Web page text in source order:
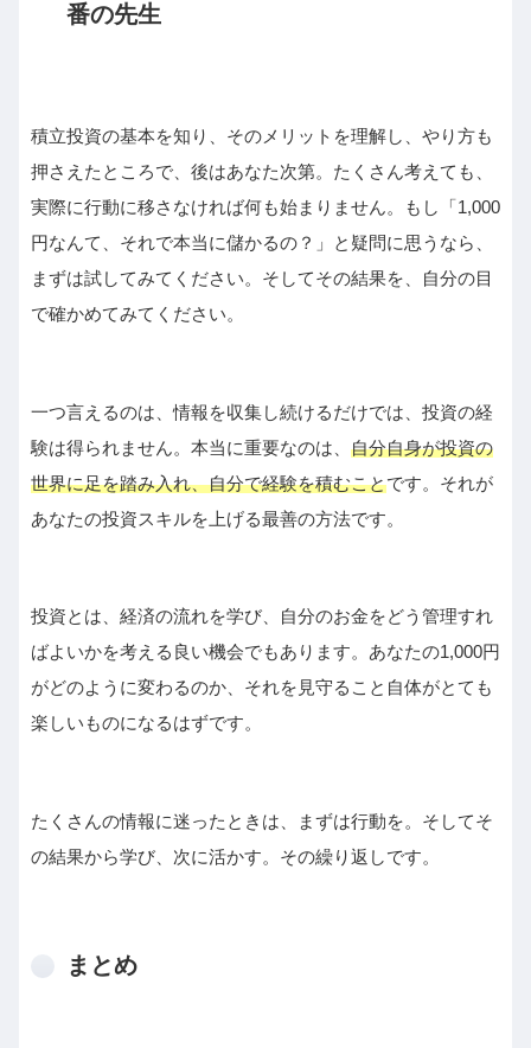
番の先生
積立投資の基本を知り、そのメリットを理解し、やり方も
押さえたところで、後はあなた次第。たくさん考えても、
実際に行動に移さなければ何も始まりません。もし「1,000
円なんて、それで本当に儲かるの？」と疑問に思うなら、
まずは試してみてください。そしてその結果を、自分の目
で確かめてみてください。
一つ言えるのは、情報を収集し続けるだけでは、投資の経
験は得られません。本当に重要なのは、 自分自身が投資の
世界に足を踏み入れ、自分で経験を積むことです。それが
あなたの投資スキルを上げる最善の方法です。
投資とは、経済の流れを学び、自分のお金をどう管理すれ
ばよいかを考える良い機会でもあります。あなたの1,000円
がどのように変わるのか、それを見守ること自体がとても
楽しいものになるはずです。
たくさんの情報に迷ったときは、まずは行動を。そしてそ
の結果から学び、次に活かす。その繰り返しです。
まとめ